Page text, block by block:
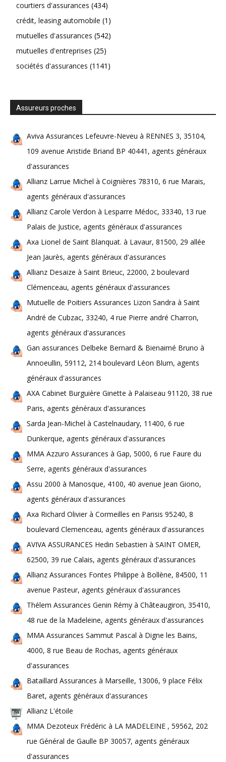
courtiers d'assurances (434)
crédit, leasing automobile (1)
mutuelles d'assurances (542)
mutuelles d'entreprises (25)
sociétés d'assurances (1141)
Assureurs proches
Aviva Assurances Lefeuvre-Neveu à RENNES 3, 35104,
109 avenue Aristide Briand BP 40441, agents généraux
d'assurances
Allianz Larrue Michel à Coignières 78310, 6 rue Marais,
agents généraux d'assurances
Allianz Carole Verdon à Lesparre Médoc, 33340, 13 rue
Palais de Justice, agents généraux d'assurances
Axa Lionel de Saint Blanquat. à Lavaur, 81500, 29 allée
Jean Jaurès, agents généraux d'assurances
Allianz Desaize à Saint Brieuc, 22000, 2 boulevard
Clémenceau, agents généraux d'assurances
Mutuelle de Poitiers Assurances Lizon Sandra à Saint
André de Cubzac, 33240, 4 rue Pierre andré Charron,
agents généraux d'assurances
Gan assurances Delbeke Bernard & Bienaimé Bruno à
Annoeullin, 59112, 214 boulevard Léon Blum, agents
généraux d'assurances
AXA Cabinet Burguière Ginette à Palaiseau 91120, 38 rue
Paris, agents généraux d'assurances
Sarda Jean-Michel à Castelnaudary, 11400, 6 rue
Dunkerque, agents généraux d'assurances
MMA Azzuro Assurances à Gap, 5000, 6 rue Faure du
Serre, agents généraux d'assurances
Assu 2000 à Manosque, 4100, 40 avenue Jean Giono,
agents généraux d'assurances
Axa Richard Olivier à Cormeilles en Parisis 95240, 8
boulevard Clemenceau, agents généraux d'assurances
AVIVA ASSURANCES Hedin Sebastien à SAINT OMER,
62500, 39 rue Calais, agents généraux d'assurances
Allianz Assurances Fontes Philippe à Bollène, 84500, 11
avenue Pasteur, agents généraux d'assurances
Thélem Assurances Genin Rémy à Châteaugiron, 35410,
48 rue de la Madeleine, agents généraux d'assurances
MMA Assurances Sammut Pascal à Digne les Bains,
4000, 8 rue Beau de Rochas, agents généraux
d'assurances
Bataillard Assurances à Marseille, 13006, 9 place Félix
Baret, agents généraux d'assurances
Allianz L'étoile
MMA Dezoteux Frédéric à LA MADELEINE , 59562, 202
rue Général de Gaulle BP 30057, agents généraux
d'assurances